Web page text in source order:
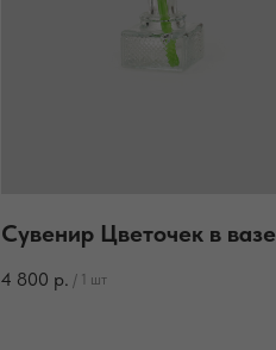
Сувенир Цветочек в вазе
4 800 р. / 1 шт